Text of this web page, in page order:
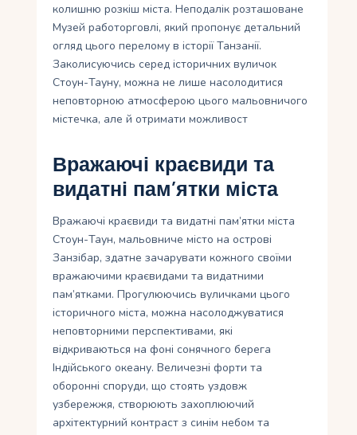
колишню розкіш міста. Неподалік розташоване
Музей работорговлі, який пропонує детальний
огляд цього перелому в історії Танзанії.
Заколисуючись серед історичних вуличок
Стоун-Тауну, можна не лише насолодитися
неповторною атмосферою цього мальовничого
містечка, але й отримати можливост
Вражаючі краєвиди та
видатні пам’ятки міста
Вражаючі краєвиди та видатні пам’ятки міста
Стоун-Таун, мальовниче місто на острові
Занзібар, здатне зачарувати кожного своїми
вражаючими краєвидами та видатними
пам’ятками. Прогулюючись вуличками цього
історичного міста, можна насолоджуватися
неповторними перспективами, які
відкриваються на фоні сонячного берега
Індійського океану. Величезні форти та
оборонні споруди, що стоять уздовж
узбережжя, створюють захоплюючий
архітектурний контраст з синім небом та